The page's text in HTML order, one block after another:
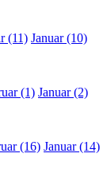
(11) Januar (10)
(1) Januar (2)
(16) Januar (14)